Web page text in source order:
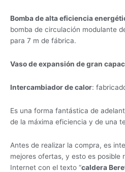
Bomba de alta eficiencia
bomba de circulación modulante
para 7 m de fábrica.
Vaso de expansión de gran
Intercambiador de calor:
Es una forma fantástica de
de la máxima eficiencia y de una
Antes de realizar la compra, es
mejores ofertas, y esto es posible
Internet con el texto “caldera